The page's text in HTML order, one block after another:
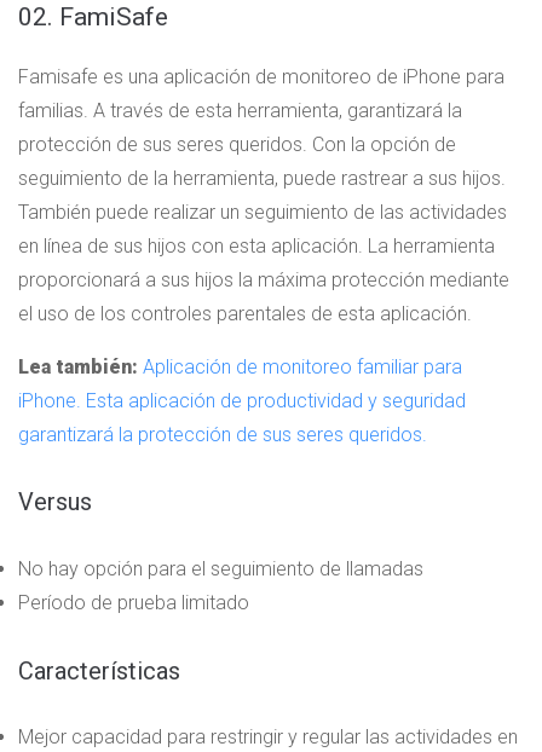
02. FamiSafe
Famisafe es una aplicación de monitoreo de iPhone para
familias. A través de esta herramienta, garantizará la
protección de sus seres queridos. Con la opción de
seguimiento de la herramienta, puede rastrear a sus hijos.
También puede realizar un seguimiento de las actividades
en línea de sus hijos con esta aplicación. La herramienta
proporcionará a sus hijos la máxima protección mediante
el uso de los controles parentales de esta aplicación.
Lea también: Aplicación de monitoreo familiar para
iPhone. Esta aplicación de productividad y seguridad
garantizará la protección de sus seres queridos.
Versus
No hay opción para el seguimiento de llamadas
Período de prueba limitado
Características
Mejor capacidad para restringir y regular las actividades en